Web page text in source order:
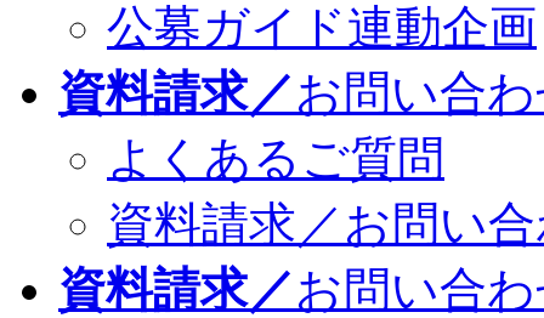
公募ガイド連動企画
資料請求／お問い合
よくあるご質問
資料請求／お問い
資料請求／お問い合